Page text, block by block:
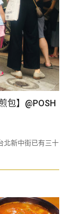
包】@POSH
北新中街已有三十